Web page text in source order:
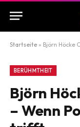
Startseite » Björn Höcke
BERÜHMTHEIT
Björn
– Wenn